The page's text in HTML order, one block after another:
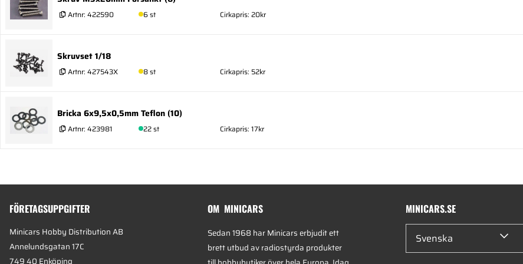
Artnr: 422590 6 st Cirkapris: 20kr
Skruvset 1/18
Artnr: 427543X 8 st Cirkapris: 52kr
Bricka 6x9,5x0,5mm Teflon (10)
Artnr: 423981 22 st Cirkapris: 17kr
FÖRETAGSUPPGIFTER
Minicars Hobby Distribution AB
Annelundsgatan 17C
749 40 Enköping
OM MINICARS
Sedan 1968 har Minicars erbjudit ett
brett utbud av radiostyrda produkter
MINICARS.SE
Svenska